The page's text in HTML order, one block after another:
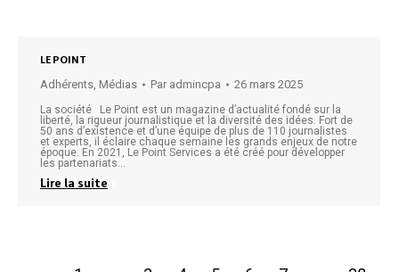
LE POINT
Adhérents, Médias Par admincpa 26 mars 2025
La société Le Point est un magazine d’actualité fondé sur la
liberté, la rigueur journalistique et la diversité des idées. Fort de
50 ans d’existence et d’une équipe de plus de 110 journalistes
et experts, il éclaire chaque semaine les grands enjeux de notre
époque. En 2021, Le Point Services a été créé pour développer
les partenariats…
Lire la suite